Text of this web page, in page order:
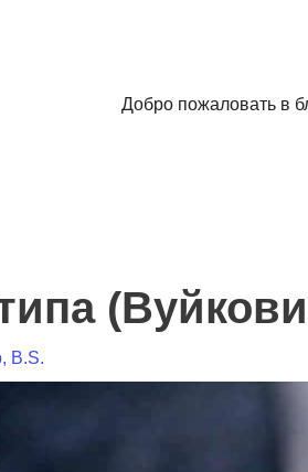
Добро пожаловать в
B.S.